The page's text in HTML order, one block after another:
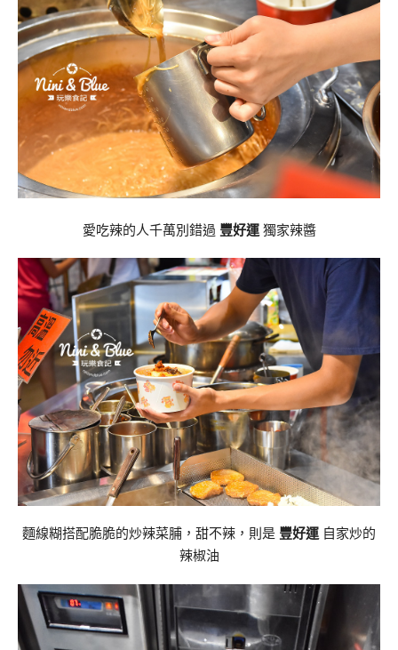
愛吃辣的人千萬別錯過 豐好運 獨家辣醬
麵線糊搭配脆脆的炒辣菜脯，甜不辣，則是 豐好運 自家炒的
辣椒油